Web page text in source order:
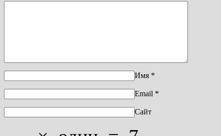
Имя *
Email *
Сайт